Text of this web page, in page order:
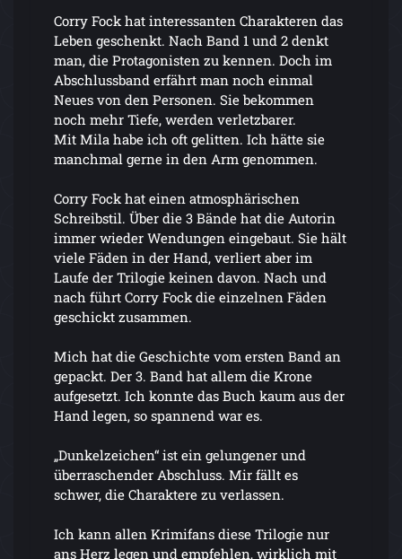
Corry Fock hat interessanten Charakteren das
Leben geschenkt. Nach Band 1 und 2 denkt
man, die Protagonisten zu kennen. Doch im
Abschlussband erfährt man noch einmal
Neues von den Personen. Sie bekommen
noch mehr Tiefe, werden verletzbarer.
Mit Mila habe ich oft gelitten. Ich hätte sie
manchmal gerne in den Arm genommen.
Corry Fock hat einen atmosphärischen
Schreibstil. Über die 3 Bände hat die Autorin
immer wieder Wendungen eingebaut. Sie hält
viele Fäden in der Hand, verliert aber im
Laufe der Trilogie keinen davon. Nach und
nach führt Corry Fock die einzelnen Fäden
geschickt zusammen.
Mich hat die Geschichte vom ersten Band an
gepackt. Der 3. Band hat allem die Krone
aufgesetzt. Ich konnte das Buch kaum aus der
Hand legen, so spannend war es.
„Dunkelzeichen“ ist ein gelungener und
überraschender Abschluss. Mir fällt es
schwer, die Charaktere zu verlassen.
Ich kann allen Krimifans diese Trilogie nur
ans Herz legen und empfehlen, wirklich mit